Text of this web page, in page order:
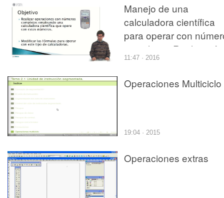
Manejo de una
calculadora científica
para operar con
complejos. Realización
de operaciones
11:47 · 2016
Operaciones Multiciclo
19:04 · 2015
Operaciones extras